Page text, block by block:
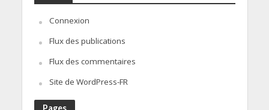
Connexion
Flux des publications
Flux des commentaires
Site de WordPress-FR
Pages